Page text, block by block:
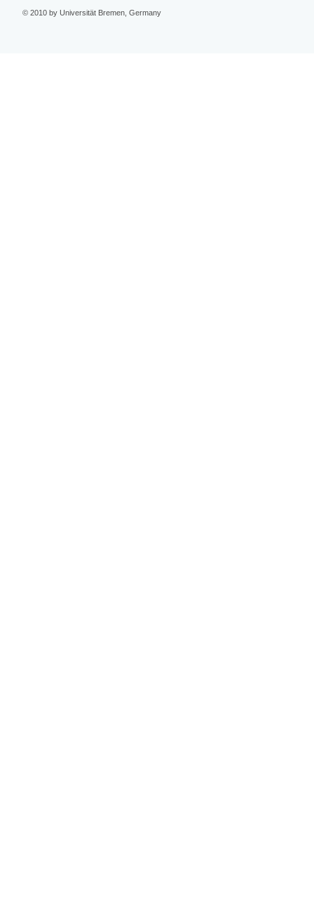
© 2010 by Universität Bremen, Germany